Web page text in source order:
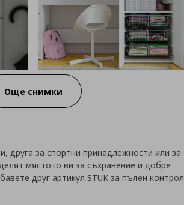
Още снимки
друга за спортни принадлежности или за
мястото ви за съхранение и добре
друг артикул STUK за пълен контрол